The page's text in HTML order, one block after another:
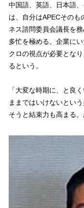
中国語、英語、日本語
は、自分はAPECそのも
ネス諮問委員会議長を
多忙を極める。企業に
クロの視点が必要とな
るという。
「大変な時期に、と良
ままではいけないとい
そうと結束力も高まる